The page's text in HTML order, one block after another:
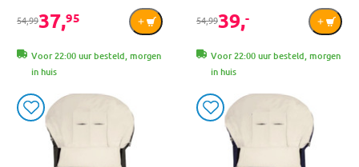
54,9937,95
Voor 22:00 uur besteld, morgen
in huis
54,9939,-
Voor 22:00 uur besteld, morgen
in huis